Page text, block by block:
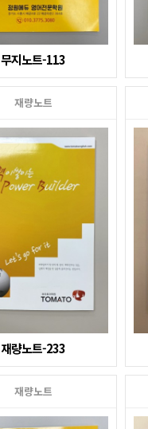
무지노트-113
재량노트
재량노트-233
재량노트